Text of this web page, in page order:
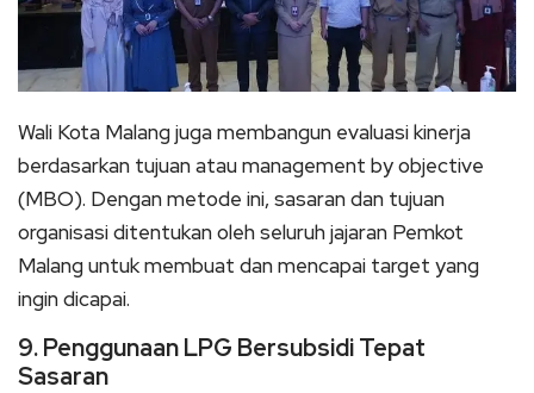
Wali Kota Malang juga membangun evaluasi kinerja
berdasarkan tujuan atau management by objective
(MBO). Dengan metode ini, sasaran dan tujuan
organisasi ditentukan oleh seluruh jajaran Pemkot
Malang untuk membuat dan mencapai target yang
ingin dicapai.
9. Penggunaan LPG Bersubsidi Tepat
Sasaran